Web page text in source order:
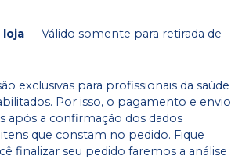
loja - Válido somente para retirada de
exclusivas para profissionais da saúde
Por isso, o pagamento e envio
após a confirmação dos dados
itens que constam no pedido. Fique
finalizar seu pedido faremos a análise